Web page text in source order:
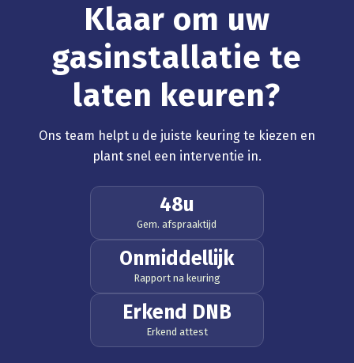
Klaar om uw
gasinstallatie te
laten keuren?
Ons team helpt u de juiste keuring te kiezen en
plant snel een interventie in.
48u
Gem. afspraaktijd
Onmiddellijk
Rapport na keuring
Erkend DNB
Erkend attest